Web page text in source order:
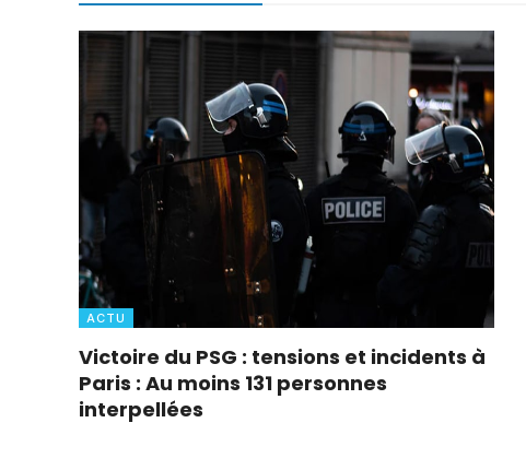
ACTU
Victoire du PSG : tensions et incidents à
Paris : Au moins 131 personnes
interpellées